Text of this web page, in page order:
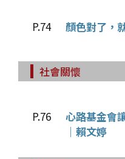
P.74 顏色對了，
社會關懷
P.76
心路基金會
｜賴文婷